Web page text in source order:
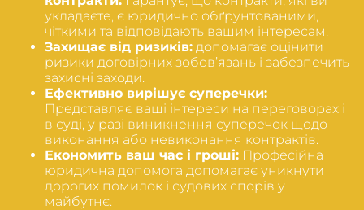
укладаєте, є юридично обґрунтованими,
чіткими та відповідають вашим інтересам.
Захищає від ризиків: допомагає оцінити
ризики договірних зобов’язань і забезпечить
захисні заходи.
Ефективно вирішує суперечки:
Представляє ваші інтереси на переговорах і
в суді, у разі виникнення суперечок щодо
виконання або невиконання контрактів.
Економить ваш час і гроші: Професійна
юридична допомога допомагає уникнути
дорогих помилок і судових спорів у
майбутнє.